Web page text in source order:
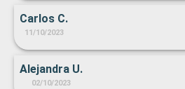
Carlos C.
11/10/2023
Alejandra U.
02/10/2023